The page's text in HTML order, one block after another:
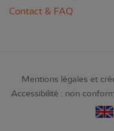
Contact & FAQ
Mentions légales et
Accessibilité : non